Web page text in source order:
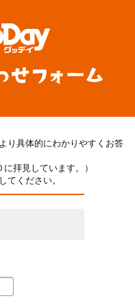
り具体的にわかりやすくお答
拝見しています。）
てください。